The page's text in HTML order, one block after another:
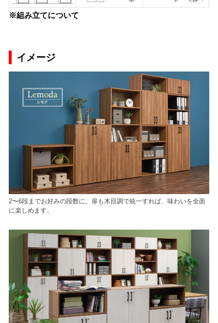
※組み立てについて
イメージ
2〜6段までお好みの段数に。扉も木目調で統一すれば、味わいを全面
に楽しめます。